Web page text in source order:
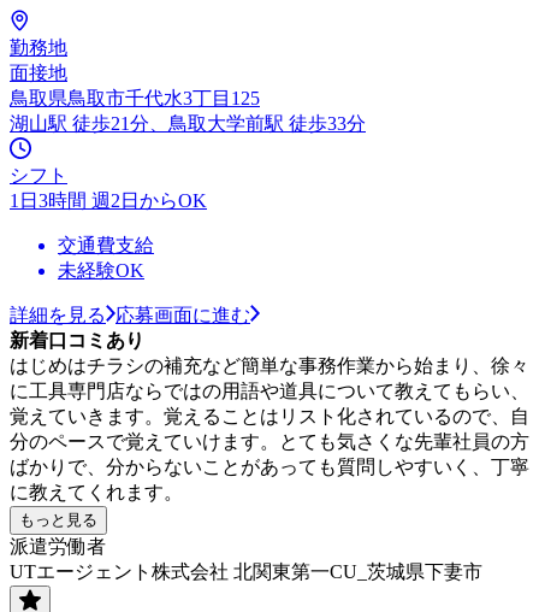
勤務地
面接地
鳥取県鳥取市千代水3丁目125
湖山駅 徒歩21分、鳥取大学前駅 徒歩33分
シフト
1日3時間 週2日からOK
交通費支給
未経験OK
詳細を見る
応募画面に進む
新着口コミあり
はじめはチラシの補充など簡単な事務作業から始まり、徐々
に工具専門店ならではの用語や道具について教えてもらい、
覚えていきます。覚えることはリスト化されているので、自
分のペースで覚えていけます。とても気さくな先輩社員の方
ばかりで、分からないことがあっても質問しやすいく、丁寧
に教えてくれます。
もっと見る
派遣労働者
UTエージェント株式会社 北関東第一CU_茨城県下妻市